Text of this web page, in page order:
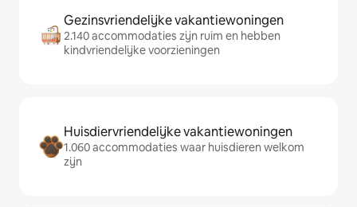
Gezinsvriendelijke vakantiewoningen
2.140 accommodaties zijn ruim en hebben
kindvriendelijke voorzieningen
Huisdiervriendelijke vakantiewoningen
1.060 accommodaties waar huisdieren welkom
zijn